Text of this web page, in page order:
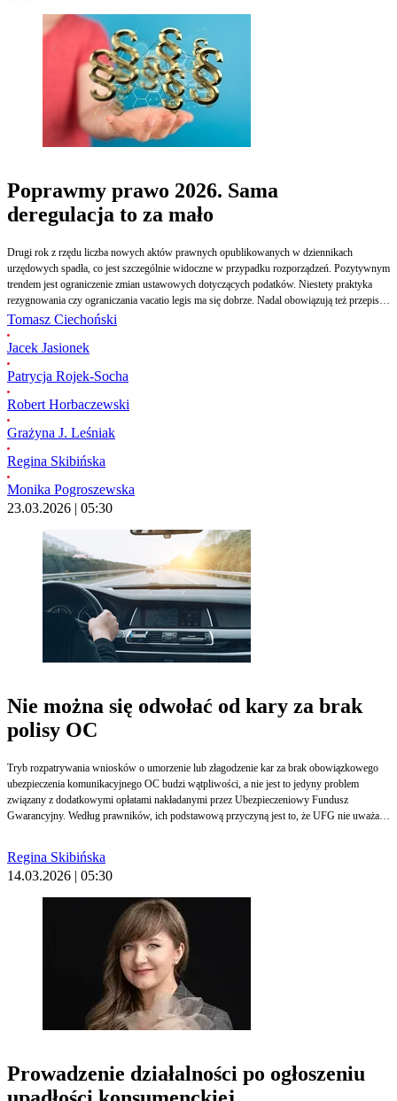
Poprawmy prawo 2026. Sama
deregulacja to za mało
Drugi rok z rzędu liczba nowych aktów prawnych opublikowanych w dziennikach
urzędowych spadła, co jest szczególnie widoczne w przypadku rozporządzeń. Pozytywnym
trendem jest ograniczenie zmian ustawowych dotyczących podatków. Niestety praktyka
rezygnowania czy ograniczania vacatio legis ma się dobrze. Nadal obowiązują też przepisy
nieżyciowe lub wręcz buble prawne, co pokazuje raport „Poprawmy prawo”.
Tomasz Ciechoński
Jacek Jasionek
Patrycja Rojek-Socha
Robert Horbaczewski
Grażyna J. Leśniak
Regina Skibińska
Monika Pogroszewska
23.03.2026 | 05:30
Nie można się odwołać od kary za brak
polisy OC
Tryb rozpatrywania wniosków o umorzenie lub złagodzenie kar za brak obowiązkowego
ubezpieczenia komunikacyjnego OC budzi wątpliwości, a nie jest to jedyny problem
związany z dodatkowymi opłatami nakładanymi przez Ubezpieczeniowy Fundusz
Gwarancyjny. Według prawników, ich podstawową przyczyną jest to, że UFG nie uważa
Regina Skibińska
14.03.2026 | 05:30
Prowadzenie działalności po ogłoszeniu